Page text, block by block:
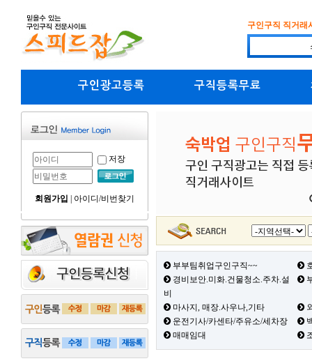
구인구직 직거래
구인광고등록 구직등록무료
저장
회원가입 아이디/비번찾기
부부팀취업구인구직~~
경비보안.미화.건물청소.주차.설
비
마사지, 매장.사우나,기타
운전기사/카센타/주유소/세차장
매매임대